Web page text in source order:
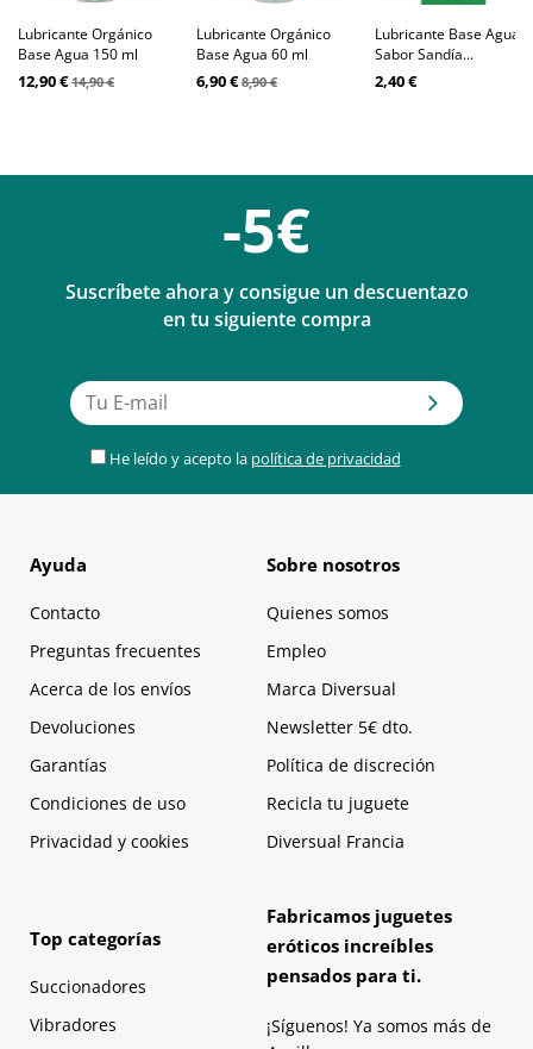
Lubricante Orgánico
Base Agua 150 ml
12,90 €14,90 €
Lubricante Orgánico
Base Agua 60 ml
6,90 €8,90 €
Lubricante Base Agua
Sabor Sandía...
2,40 €
-5€
Suscríbete ahora y consigue un descuentazo
en tu siguiente compra
He leído y acepto la política de privacidad
Ayuda
Contacto
Preguntas frecuentes
Acerca de los envíos
Devoluciones
Garantías
Condiciones de uso
Privacidad y cookies
Sobre nosotros
Quienes somos
Empleo
Marca Diversual
Newsletter 5€ dto.
Política de discreción
Recicla tu juguete
Diversual Francia
Top categorías
Succionadores
Vibradores
Fabricamos juguetes
eróticos increíbles
pensados para ti.
¡Síguenos! Ya somos más de